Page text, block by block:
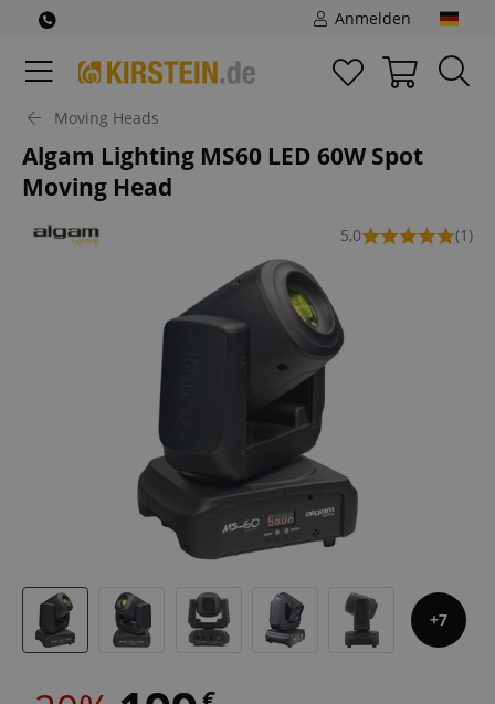
Anmelden
Moving Heads
Algam Lighting MS60 LED 60W Spot
Moving Head
5,0 (1)
7